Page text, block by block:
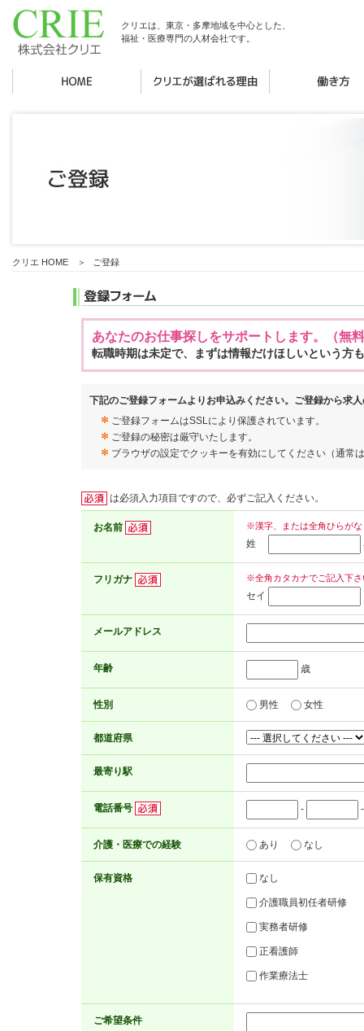
クリエは、東京・多摩地域を中心とした、
福祉・医療専門の人材会社です。
クリエ HOME ＞ ご登録
あなたのお仕事探しをサポートします。（無
転職時期は未定で、まずは情報だけほしいという方
下記のご登録フォームよりお申込みください。ご登録から求
ご登録フォームはSSLにより保護されています。
ご登録の秘密は厳守いたします。
ブラウザの設定でクッキーを有効にしてください（通常
は必須入力項目ですので、必ずご記入ください。
お名前 ※漢字、または全角ひらが
姓
フリガナ ※全角カタカナでご記入下さ
セイ
メールアドレス
年齢 歳
性別 男性 女性
都道府県
最寄り駅
電話番号 -
介護・医療での経験 あり なし
保有資格 なし
介護職員初任者研修
実務者研修
正看護師
作業療法士
ご希望条件